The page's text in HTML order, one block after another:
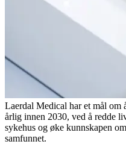
Laerdal Medical har et mål om
årlig innen 2030, ved å redde
sykehus og øke kunnskapen
samfunnet.